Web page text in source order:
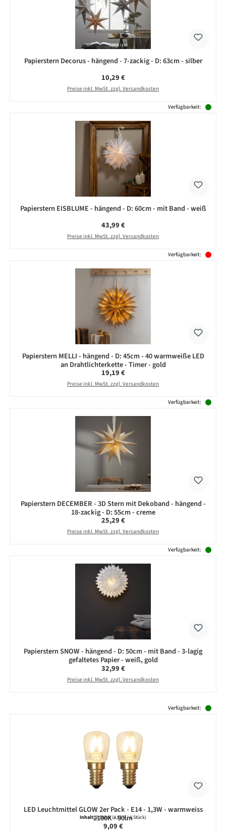
Papierstern Decorus - hängend - 7-zackig - D: 63cm - silber
Regulärer Preis:
10,29 €
Preise inkl. MwSt. zzgl. Versandkosten
Verfügbarkeit:
Papierstern EISBLUME - hängend - D: 60cm - mit Band - weiß
Regulärer Preis:
43,99 €
Preise inkl. MwSt. zzgl. Versandkosten
Verfügbarkeit:
Papierstern MELLI - hängend - D: 45cm - 40 warmweiße LED
an Drahtlichterkette - Timer - gold
Regulärer Preis:
19,19 €
Preise inkl. MwSt. zzgl. Versandkosten
Verfügbarkeit:
Papierstern DECEMBER - 3D Stern mit Dekoband - hängend -
18-zackig - D: 55cm - creme
Regulärer Preis:
25,29 €
Preise inkl. MwSt. zzgl. Versandkosten
Verfügbarkeit:
Papierstern SNOW - hängend - D: 50cm - mit Band - 3-lagig
gefaltetes Papier - weiß, gold
Regulärer Preis:
32,99 €
Preise inkl. MwSt. zzgl. Versandkosten
Verfügbarkeit:
LED Leuchtmittel GLOW 2er Pack - E14 - 1,3W - warmweiss
2100K - 90lm
Inhalt:2 Stück(4,55 € / 1 Stück)
Regulärer Preis:
9,09 €